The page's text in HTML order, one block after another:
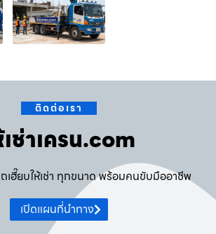
ติดต่อเรา
ช่าเครน.com
เฮี๊ยบให้เช่า ทุกขนาด พร้อมคนขับมืออาชีพ
เปิดแผนที่นำทาง